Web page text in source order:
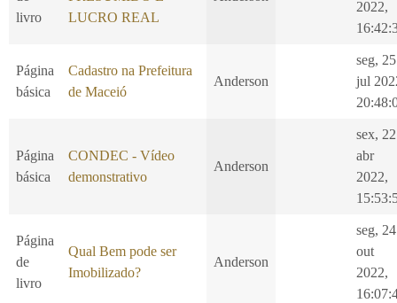
livro
LUCRO REAL
2022,
Página
básica
Cadastro na Prefeitura
de Maceió
Anderson
seg, 25
jul
Página
básica
CONDEC - Vídeo
demonstrativo
Anderson
sex, 22
abr
2022,
Página
de
livro
Qual Bem pode ser
Imobilizado?
Anderson
seg, 24
out
2022,